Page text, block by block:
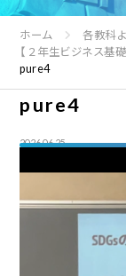
ホーム 各教科
【２年生ビジネス基
pure4
pure4
2026.06.25